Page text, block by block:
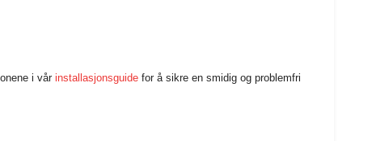
i vår installasjonsguide for å sikre en smidig og problemfri